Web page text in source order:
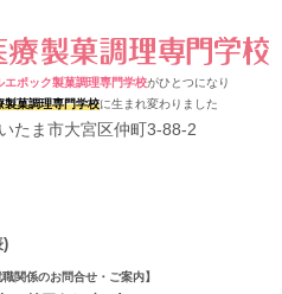
エポック製菓調理専門学校がひとつになり
製菓調理専門学校に生まれ変わりました
たま市大宮区仲町3-88-2
)
関係のお問合せ・ご案内】